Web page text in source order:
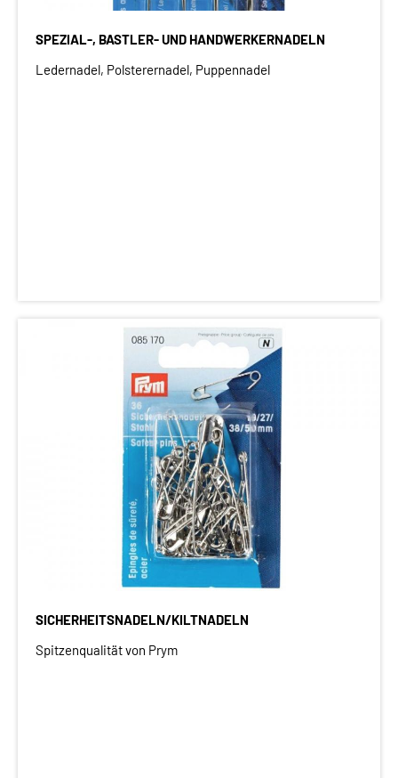
SPEZIAL-, BASTLER- UND HANDWERKERNADELN
Ledernadel, Polsterernadel, Puppennadel
SICHERHEITSNADELN/KILTNADELN
Spitzenqualität von Prym